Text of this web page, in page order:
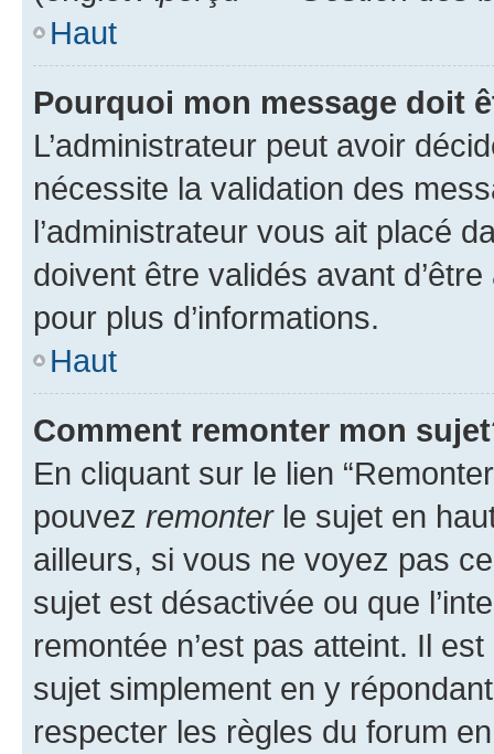
Haut
Pourquoi mon message doit
L’administrateur peut avoir
nécessite la validation des
l’administrateur vous ait placé
doivent être validés avant
pour plus d’informations.
Haut
Comment remonter mon
En cliquant sur le lien
pouvez remonterle sujet en
ailleurs, si vous ne voyez pas
sujet est désactivée ou que
remontée n’est pas atteint. Il
sujet simplement en y
respecter les règles du forum